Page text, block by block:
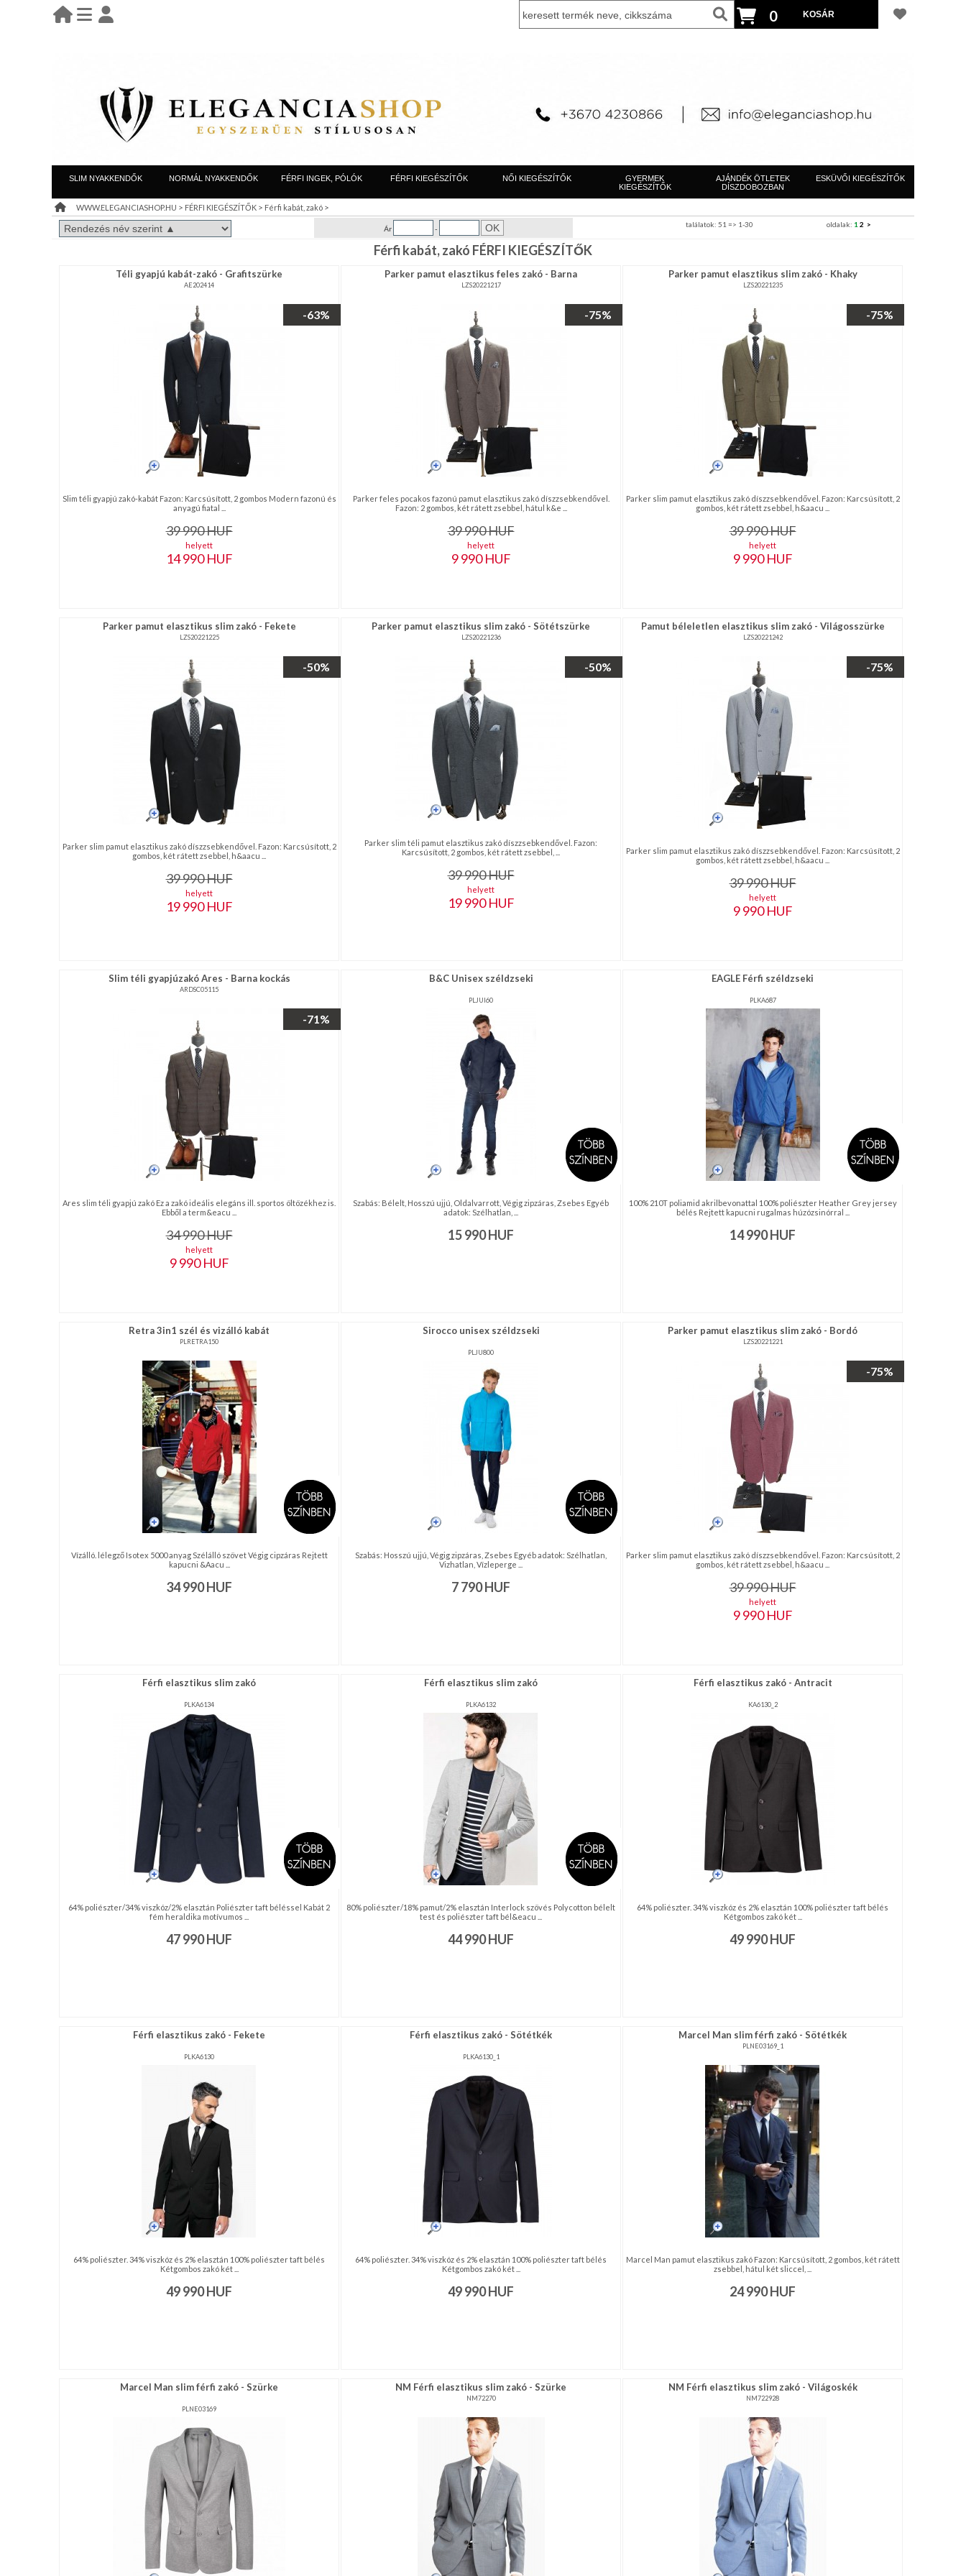
KEZDŐLAP
LEÁRAZÁS
TÁJÉKOZTATÓ
(ÁSZF)
NAGYKERESKEDELEM
MÉRETTÁBLÁZAT
TERMÉKEK
regisztráció
információ
0
SLIM NYAKKENDŐK NORMÁL NYAKKENDŐK FÉRFI INGEK, PÓLÓK FÉRFI KIEGÉSZÍTŐK NŐI KIEGÉSZÍTŐK
GYERMEK
KIEGÉSZÍTŐK
AJÁNDÉK ÖTLETEK
DÍSZDOBOZBAN
ESKÜVŐI KIEGÉSZÍTŐK
WWW.ELEGANCIASHOP.HU > FÉRFI KIEGÉSZÍTŐK > Férfi kabát, zakó >
Ár - oldalak: 1 2 >
találatok: 51 => 1-30
Férfi kabát, zakó FÉRFI KIEGÉSZÍTŐK
Téli gyapjú kabát-zakó - Grafitszürke
AE202414
-63%
Slim téli gyapjú zakó-kabát Fazon: Karcsúsított, 2 gombos Modern fazonú és
anyagú fiatal ...
39 990HUF
helyett
14 990HUF
Parker pamut elasztikus feles zakó - Barna
LZS20221217
-75%
Parker feles pocakos fazonú pamut elasztikus zakó díszzsebkendővel.
Fazon: 2 gombos, két rátett zsebbel, hátul k&e ...
39 990HUF
helyett
9 990HUF
Parker pamut elasztikus slim zakó - Khaky
LZS20221235
-75%
Parker slim pamut elasztikus zakó díszzsebkendővel. Fazon: Karcsúsított, 2
gombos, két rátett zsebbel, h&aacu ...
39 990HUF
helyett
9 990HUF
Parker pamut elasztikus slim zakó - Fekete
LZS20221225
-50%
Parker slim pamut elasztikus zakó díszzsebkendővel. Fazon: Karcsúsított, 2
gombos, két rátett zsebbel, h&aacu ...
39 990HUF
helyett
19 990HUF
Parker pamut elasztikus slim zakó - Sötétszürke
LZS20221236
-50%
Parker slim téli pamut elasztikus zakó díszzsebkendővel. Fazon:
Karcsúsított, 2 gombos, két rátett zsebbel, ...
39 990HUF
helyett
19 990HUF
Pamut béleletlen elasztikus slim zakó - Világosszürke
LZS20221242
-75%
Parker slim pamut elasztikus zakó díszzsebkendővel. Fazon: Karcsúsított, 2
gombos, két rátett zsebbel, h&aacu ...
39 990HUF
helyett
9 990HUF
Slim téli gyapjúzakó Ares - Barna kockás
ARDSC05115
-71%
Ares slim téli gyapjú zakó Ez a zakó ideális elegáns ill. sportos öltözékhez is.
Ebből a term&eacu ...
34 990HUF
helyett
9 990HUF
B&C Unisex széldzseki
PLJUI60
Szabás: Bélelt, Hosszú ujjú, Oldalvarrott, Végig zipzáras, Zsebes Egyéb
adatok: Szélhatlan, ...
15 990HUF
EAGLE Férfi széldzseki
PLKA687
100% 210T poliamid akrilbevonattal 100% poliészter Heather Grey jersey
bélés Rejtett kapucni rugalmas húzózsinórral ...
14 990HUF
Retra 3in1 szél és vizálló kabát
PLRETRA150
Vízálló. lélegző Isotex 5000 anyag Szélálló szövet Végig cipzáras Rejtett
kapucni &Aacu ...
34 990HUF
Sirocco unisex széldzseki
PLJU800
Szabás: Hosszú ujjú, Végig zipzáras, Zsebes Egyéb adatok: Szélhatlan,
Vizhatlan, Vízleperge ...
7 790HUF
Parker pamut elasztikus slim zakó - Bordó
LZS20221221
-75%
Parker slim pamut elasztikus zakó díszzsebkendővel. Fazon: Karcsúsított, 2
gombos, két rátett zsebbel, h&aacu ...
39 990HUF
helyett
9 990HUF
Férfi elasztikus slim zakó
PLKA6134
64% poliészter/34% viszkóz/2% elasztán Poliészter taft béléssel Kabát 2
fém heraldika motívumos ...
47 990HUF
Férfi elasztikus slim zakó
PLKA6132
80% poliészter/18% pamut/2% elasztán Interlock szövés Polycotton bélelt
test és poliészter taft bél&eacu ...
44 990HUF
Férfi elasztikus zakó - Antracit
KA6130_2
64% poliészter. 34% viszkóz és 2% elasztán 100% poliészter taft bélés
Kétgombos zakó két ...
49 990HUF
Férfi elasztikus zakó - Fekete
PLKA6130
64% poliészter. 34% viszkóz és 2% elasztán 100% poliészter taft bélés
Kétgombos zakó két ...
49 990HUF
Férfi elasztikus zakó - Sötétkék
PLKA6130_1
64% poliészter. 34% viszkóz és 2% elasztán 100% poliészter taft bélés
Kétgombos zakó két ...
49 990HUF
Marcel Man slim férfi zakó - Sötétkék
PLNE03169_1
Marcel Man pamut elasztikus zakó Fazon: Karcsúsított, 2 gombos, két rátett
zsebbel, hátul két sliccel, ...
24 990HUF
Marcel Man slim férfi zakó - Szürke
PLNE03169
NM Férfi elasztikus slim zakó - Szürke
NM72270
NM Férfi elasztikus slim zakó - Világoskék
NM722928